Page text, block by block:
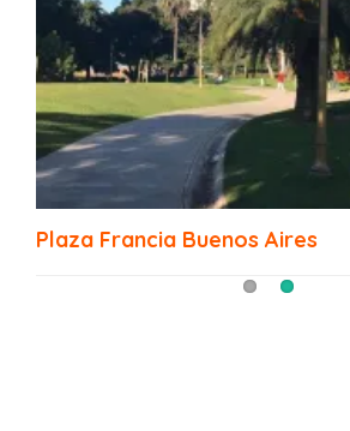
Mercado de las Pulgas
Plaza Francia Buenos Aires